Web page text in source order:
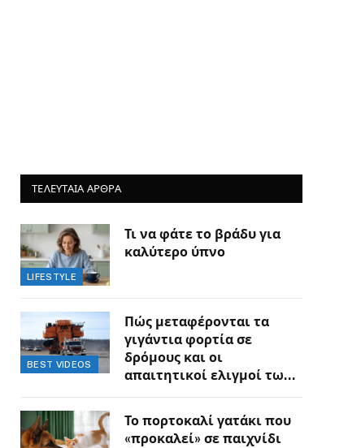
ΤΕΛΕΥΤΑΙΑ ΑΡΘΡΑ
LIFESTYLE
Τι να φάτε το βράδυ για
καλύτερο ύπνο
BEST VIDEOS
Πώς μεταφέρονται τα
γιγάντια φορτία σε
δρόμους και οι
απαιτητικοί ελιγμοί των
Το πορτοκαλί γατάκι που
«προκαλεί» σε παιχνίδι